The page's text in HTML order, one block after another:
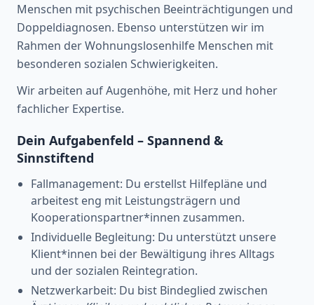
Menschen mit psychischen Beeinträchtigungen und
Doppeldiagnosen. Ebenso unterstützen wir im
Rahmen der Wohnungslosenhilfe Menschen mit
besonderen sozialen Schwierigkeiten.
Wir arbeiten auf Augenhöhe, mit Herz und hoher
fachlicher Expertise.
Dein Aufgabenfeld – Spannend &
Sinnstiftend
Fallmanagement: Du erstellst Hilfepläne und
arbeitest eng mit Leistungsträgern und
Kooperationspartner*innen zusammen.
Individuelle Begleitung: Du unterstützt unsere
Klient*innen bei der Bewältigung ihres Alltags
und der sozialen Reintegration.
Netzwerkarbeit: Du bist Bindeglied zwischen